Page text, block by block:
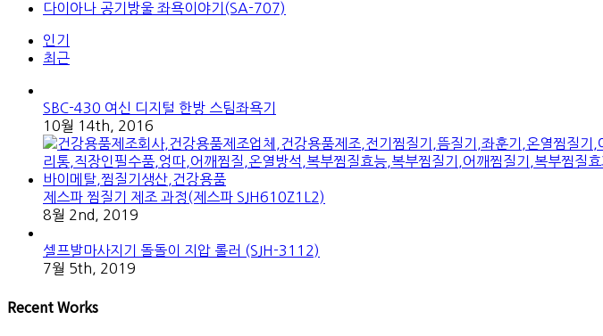
다이아나 공기방울 좌욕이야기(SA-707)
인기
최근
SBC-430 여신 디지털 한방 스팀좌욕기
10월 14th, 2016
제스파 찜질기 제조 과정(제스파 SJH610Z1L2)
8월 2nd, 2019
셀프발마사지기 돌돌이 지압 롤러 (SJH-3112)
7월 5th, 2019
Recent Works